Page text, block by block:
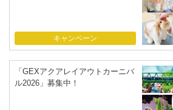
キャンペーン
「GEXアクアレイアウトカーニバ
ル2026」募集中！